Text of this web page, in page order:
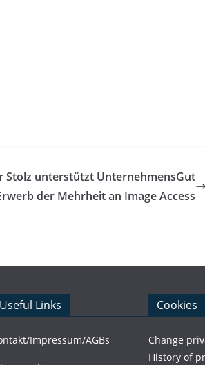
Stolz unterstützt UnternehmensGut
der Mehrheit an Image Access
Useful Links
Impressum/AGBs
Cookies
Change
History of